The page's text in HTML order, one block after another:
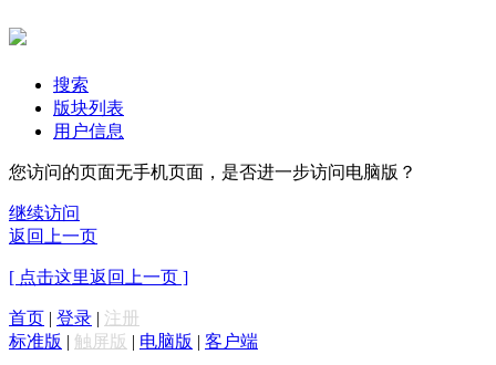
搜索
版块列表
用户信息
您访问的页面无手机页面，是否进一步访问电脑版？
继续访问
返回上一页
[ 点击这里返回上一页 ]
首页 | 登录 | 注册
标准版 | 触屏版 | 电脑版 | 客户端